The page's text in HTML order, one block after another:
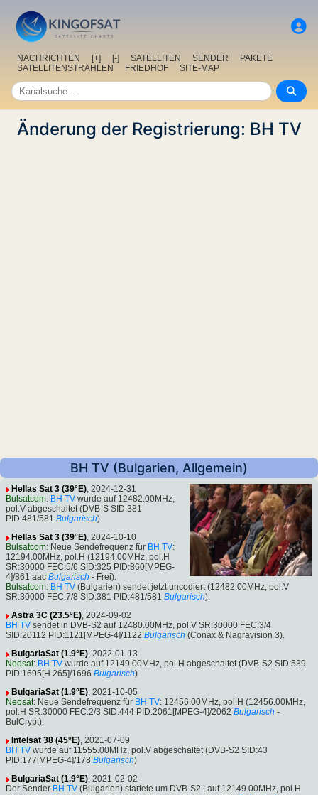
NACHRICHTEN [+] [-] SATELLITEN SENDER
PAKETE
SATELLITENSTRAHLEN
FRIEDHOF SITE-MAP
Änderung der Registrierung: BH TV
BH TV (Bulgarien, Allgemein)
Hellas Sat 3 (39°E), 2024-12-31
Bulsatcom: BH TV wurde auf 12482.00MHz,
pol.V abgeschaltet (DVB-S SID:381
PID:481/581 Bulgarisch)
Hellas Sat 3 (39°E), 2024-10-10
Bulsatcom: Neue Sendefrequenz für BH TV:
12194.00MHz, pol.H (12194.00MHz, pol.H
SR:30000 FEC:5/6 SID:325 PID:860[MPEG-
4]/861 aac Bulgarisch - Frei).
Bulsatcom: BH TV (Bulgarien) sendet jetzt uncodiert (12482.00MHz, pol.V
SR:30000 FEC:7/8 SID:381 PID:481/581 Bulgarisch).
Astra 3C (23.5°E), 2024-09-02
BH TV sendet in DVB-S2 auf 12480.00MHz, pol.V SR:30000 FEC:3/4
SID:20112 PID:1121[MPEG-4]/1122 Bulgarisch (Conax & Nagravision 3).
BulgariaSat (1.9°E), 2022-01-13
Neosat: BH TV wurde auf 12149.00MHz, pol.H abgeschaltet (DVB-S2 SID:539
PID:1695[H.265]/1696 Bulgarisch)
BulgariaSat (1.9°E), 2021-10-05
Neosat: Neue Sendefrequenz für BH TV: 12456.00MHz, pol.H (12456.00MHz,
pol.H SR:30000 FEC:2/3 SID:444 PID:2061[MPEG-4]/2062 Bulgarisch -
BulCrypt).
Intelsat 38 (45°E), 2021-07-09
BH TV wurde auf 11555.00MHz, pol.V abgeschaltet (DVB-S2 SID:43
PID:177[MPEG-4]/178 Bulgarisch)
BulgariaSat (1.9°E), 2021-02-02
Der Sender BH TV (Bulgarien) startete um DVB-S2 : auf 12149.00MHz, pol.H